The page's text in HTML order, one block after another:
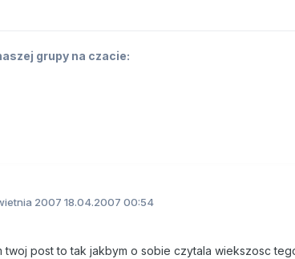
grupy na czacie:
2007 18.04.2007 00:54
twoj post to tak jakbym o sobie czytala wiekszosc